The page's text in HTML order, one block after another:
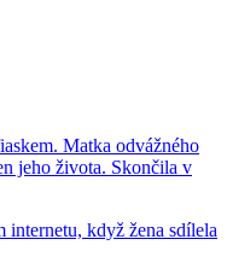
Matka odvážného
jeho života. Skončila v
internetu, když žena sdílela